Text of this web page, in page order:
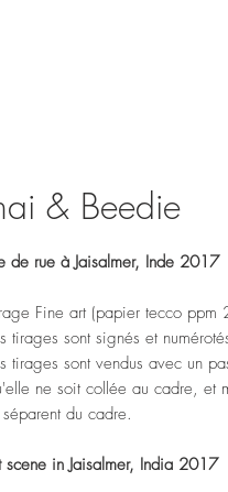
& Beedie
de rue à Jaisalmer, Inde 2017
Fine art (papier tecco ppm
tirages sont signés et
tirages sont vendus avec un
ne soit collée au cadre, et
du cadre.
scene in Jaisalmer, India 2017